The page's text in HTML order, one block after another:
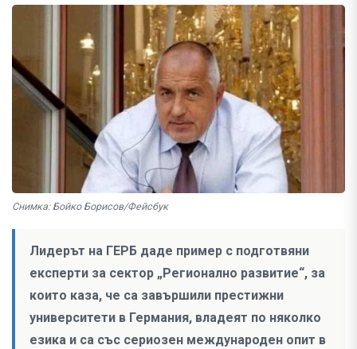
Снимка: Бойко Борисов/Фейсбук
Лидерът на ГЕРБ даде пример с подготвяни
експерти за сектор „Регионално развитие“, за
които каза, че са завършили престижни
университети в Германия, владеят по няколко
езика и са със сериозен международен опит в